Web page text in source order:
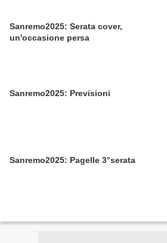
Sanremo2025: Serata cover,
un'occasione persa
Sanremo2025: Previsioni
Sanremo2025: Pagelle 3°serata